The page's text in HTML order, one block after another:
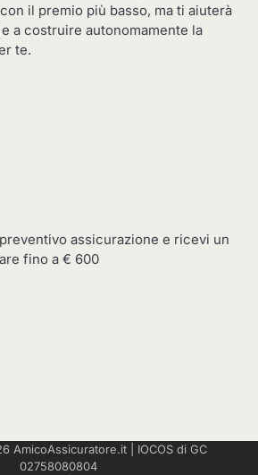
il premio più basso, ma ti aiuterà
a costruire autonomamente la
te.
assicurazione e ricevi un
fino a € 600
AmicoAssicuratore.it| IOCOSdi GC
02758080804